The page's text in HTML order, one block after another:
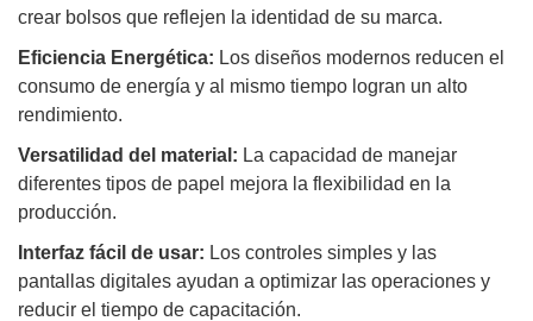
crear bolsos que reflejen la identidad de su marca.
Eficiencia Energética: Los diseños modernos reducen el
consumo de energía y al mismo tiempo logran un alto
rendimiento.
Versatilidad del material: La capacidad de manejar
diferentes tipos de papel mejora la flexibilidad en la
producción.
Interfaz fácil de usar: Los controles simples y las
pantallas digitales ayudan a optimizar las operaciones y
reducir el tiempo de capacitación.